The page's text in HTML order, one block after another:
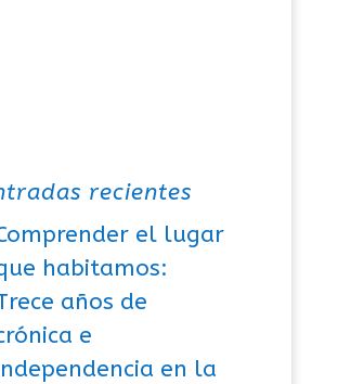
recientes
el lugar
habitamos:
años de
e
en la